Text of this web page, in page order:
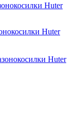
Huter
Huter
Huter